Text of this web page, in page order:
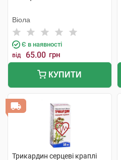
Віола
Є в наявності
від 65.00 грн
КУПИТИ
Трикардин серцеві краплі